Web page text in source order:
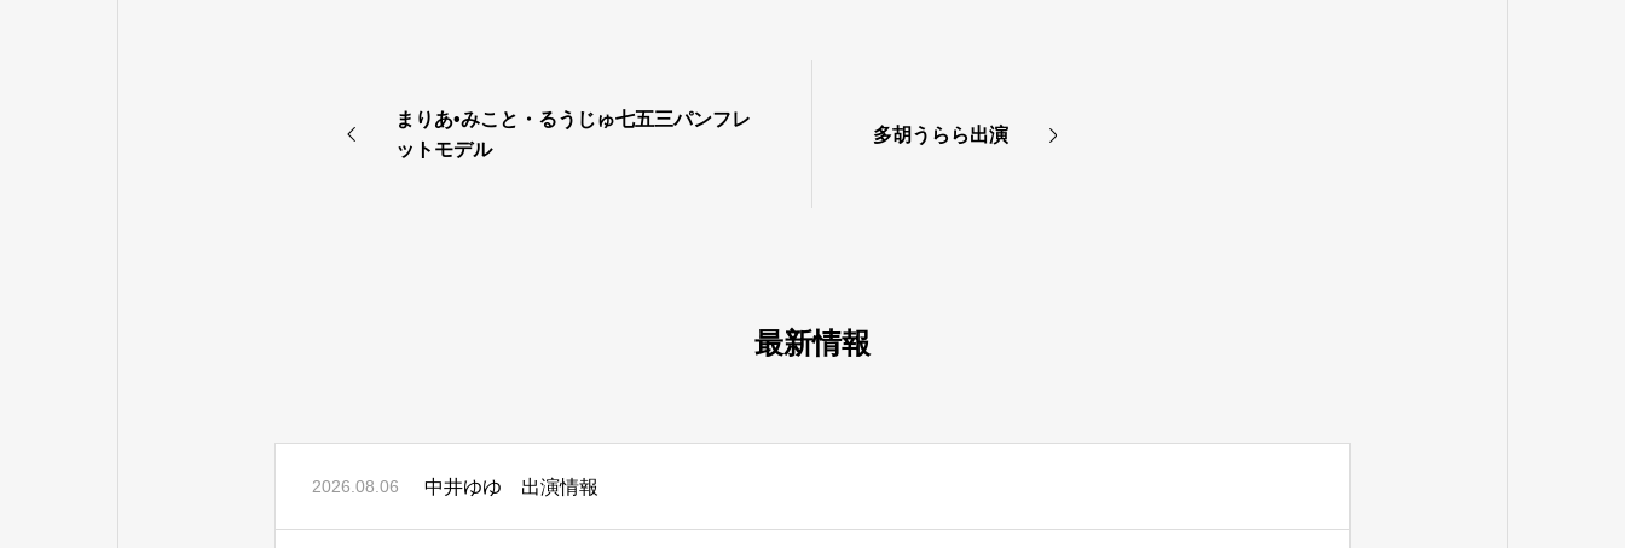
まりあ•みこと・るうじゅ七五三パンフレ
ットモデル
多胡うらら出演
最新情報
2026.08.06 中井ゆゆ 出演情報